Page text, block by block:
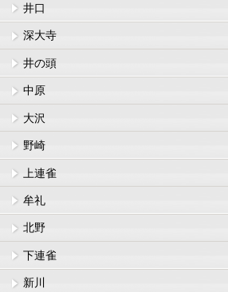
井口
深大寺
井の頭
中原
大沢
野崎
上連雀
牟礼
北野
下連雀
新川